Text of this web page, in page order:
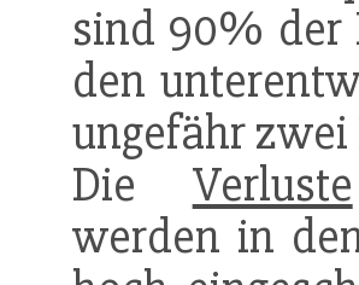
sind 90% der
den
ungefähr
Die Verluste
werden in